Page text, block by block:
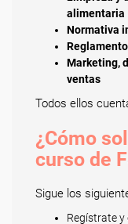
alimentaria
Normativa
Marketing,
ventas
Todos ellos
¿Cómo
curso de
Sigue los
Regístrate